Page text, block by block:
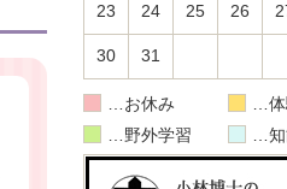
23 24 25 26
30 31
お休み
野外学習